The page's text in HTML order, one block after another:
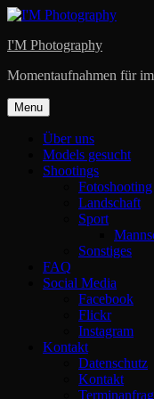
Skip
content
I'M Photography
Momentaufnahmen für
Menu
Über uns
Models gesucht
Shootings
Fotoshooting
Landschaft
Sport
Sonstiges
FAQ
Social Media
Facebook
Flickr
Instagram
Kontakt
Datenschutz
Kontakt